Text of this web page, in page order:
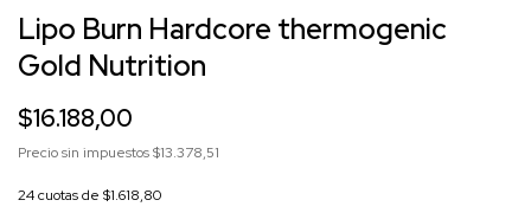
Lipo Burn Hardcore thermogenic
Gold Nutrition
$16.188,00
Precio sin impuestos$13.378,51
24cuotas de $1.618,80